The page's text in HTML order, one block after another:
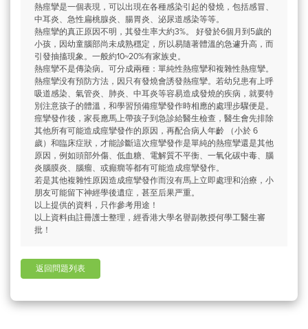
熱痙攣是一個表現，可以出現在各種感染引起的發燒，包括感冒、
中耳炎、急性扁桃腺炎、腸胃炎、泌尿道感染等等。
熱痙攣的真正原因不明，其發生率大約3%。 好發於6個月到5歲的
小孩，因幼童腦部尚未成熟穩定，所以易隨著體溫的急遽升高，而
引發抽搐現象。一般約10~20%有家族史。
熱痙攣不是傳染病。可分成兩種：單純性熱痙攣和複雜性熱痙攣。
熱痙攣没有預防方法，因只有發燒會誘發熱痙攣。若幼兒患有上呼
吸道感染、氣管炎、肺炎、中耳炎等容易造成發燒的疾病，就要特
別注意孩子的體溫，和學習預備痙攣發作時相應的處理步驟便是。
痙攣發作後，家長應馬上帶孩子到急診給醫生檢查，醫生會先排除
其他所有可能造成痙攣發作的原因，再配合病人年齡 （小於 6
歲）和臨床症狀，才能診斷這次痙攣發作是單純的熱痙攣還是其他
原因，例如頭部外傷、低血糖、電解質不平衡、一氧化碳中毒、腦
炎腦膜炎、腦瘤、或癲癇等都有可能造成痙攣發作。
若是其他複雜性原因造成痙攣發作而沒有馬上立即處理和治療，小
朋友可能留下神經學後遺症，甚至后果严重。
以上提供的資料，只作參考用途！
以上資料由註冊護士整理，經香港大學名譽副教授何學工醫生審
批！
返回問題列表